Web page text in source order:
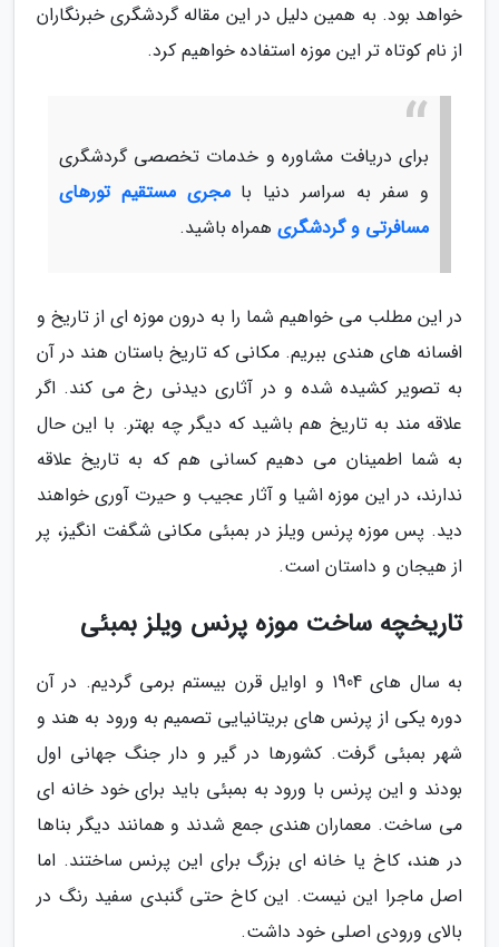
خواهد بود. به همین دلیل در این مقاله گردشگری خبرنگاران
از نام کوتاه تر این موزه استفاده خواهیم کرد.
برای دریافت مشاوره و خدمات تخصصی گردشگری
و سفر به سراسر دنیا بامجری مستقیم تورهای
مسافرتی و گردشگری همراه باشید.
در این مطلب می خواهیم شما را به درون موزه ای از تاریخ و
افسانه های هندی ببریم. مکانی که تاریخ باستان هند در آن
به تصویر کشیده شده و در آثاری دیدنی رخ می کند. اگر
علاقه مند به تاریخ هم باشید که دیگر چه بهتر. با این حال
به شما اطمینان می دهیم کسانی هم که به تاریخ علاقه
ندارند، در این موزه اشیا و آثار عجیب و حیرت آوری خواهند
دید. پس موزه پرنس ویلز در بمبئی مکانی شگفت انگیز، پر
از هیجان و داستان است.
تاریخچه ساخت موزه پرنس ویلز بمبئی
به سال های 1904 و اوایل قرن بیستم برمی گردیم. در آن
دوره یکی از پرنس های بریتانیایی تصمیم به ورود به هند و
شهر بمبئی گرفت. کشورها در گیر و دار جنگ جهانی اول
بودند و این پرنس با ورود به بمبئی باید برای خود خانه ای
می ساخت. معماران هندی جمع شدند و همانند دیگر بناها
در هند، کاخ یا خانه ای بزرگ برای این پرنس ساختند. اما
اصل ماجرا این نیست. این کاخ حتی گنبدی سفید رنگ در
بالای ورودی اصلی خود داشت.